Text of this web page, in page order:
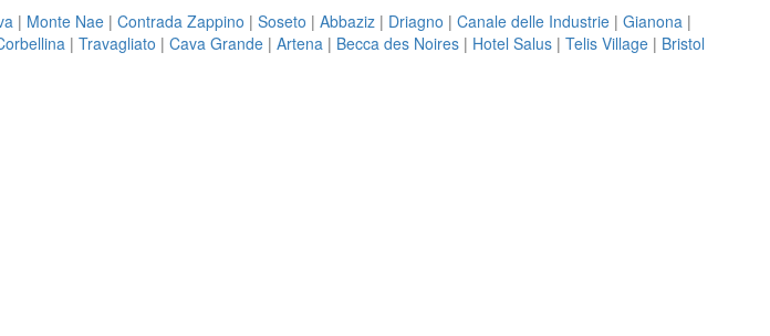
| Monte Nae | Contrada Zappino | Soseto | Abbaziz | Driagno | Canale delle Industrie | Gianona |
| Travagliato | Cava Grande | Artena | Becca des Noires | Hotel Salus | Telis Village | Bristol